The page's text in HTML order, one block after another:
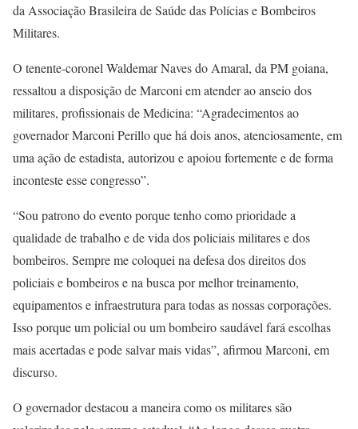
da Associação Brasileira de Saúde das Polícias e Bombeiros
Militares.
O tenente-coronel Waldemar Naves do Amaral, da PM goiana,
ressaltou a disposição de Marconi em atender ao anseio dos
militares, profissionais de Medicina: “Agradecimentos ao
governador Marconi Perillo que há dois anos, atenciosamente, em
uma ação de estadista, autorizou e apoiou fortemente e de forma
inconteste esse congresso”.
“Sou patrono do evento porque tenho como prioridade a
qualidade de trabalho e de vida dos policiais militares e dos
bombeiros. Sempre me coloquei na defesa dos direitos dos
policiais e bombeiros e na busca por melhor treinamento,
equipamentos e infraestrutura para todas as nossas corporações.
Isso porque um policial ou um bombeiro saudável fará escolhas
mais acertadas e pode salvar mais vidas”, afirmou Marconi, em
discurso.
O governador destacou a maneira como os militares são